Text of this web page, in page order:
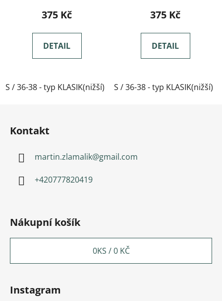
375 Kč
DETAIL
S / 36-38 - typ KLASIK(nižší) M / 39-41- typ KLASIK(nižší)
375 Kč
DETAIL
S / 36-38 - typ KLASIK(nižší)
Kontakt
martin.zlamalik@gmail.com
+420777820419
Nákupní košík
0KS /0 KČ
Instagram